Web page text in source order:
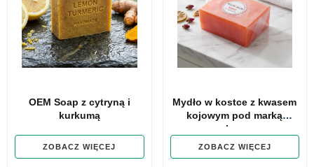
OEM Soap z cytryną i
kurkumą​
ZOBACZ WIĘCEJ
Mydło w kostce z kwasem
kojowym pod marką
własną
ZOBACZ WIĘCEJ